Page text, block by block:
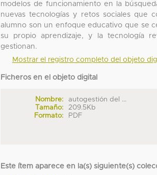
modelos de funcionamiento en la
nuevas tecnologías y retos sociales que
alumno son un enfoque educativo que se
su propio aprendizaje, y la tecnología
gestionan.
Mostrar el registro completo del objeto
Ficheros en el objeto digital
Nombre:
autogestión del ...
Tamaño:
209.5Kb
Formato:
PDF
Este ítem aparece en la(s) siguiente(s)